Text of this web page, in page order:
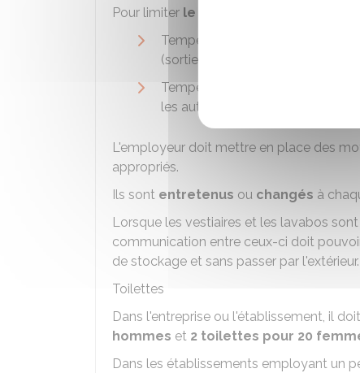
Pour limiter le risque de brûlure
,
Température maximale de l'eau
(sortie de robinet) dans les
Température de l'eau chaude
les autres pièces.
L'employeur doit mettre en place des
appropriés.
Ils sont entretenus ou changés à
Lorsque les vestiaires et les lavabos
communication entre ceux-ci doit
de stockage et sans passer par l'extérieur.
Toilettes
Dans l'entreprise ou l'établissement, il
hommes et 2 toilettes pour 20
Dans les établissements employant un